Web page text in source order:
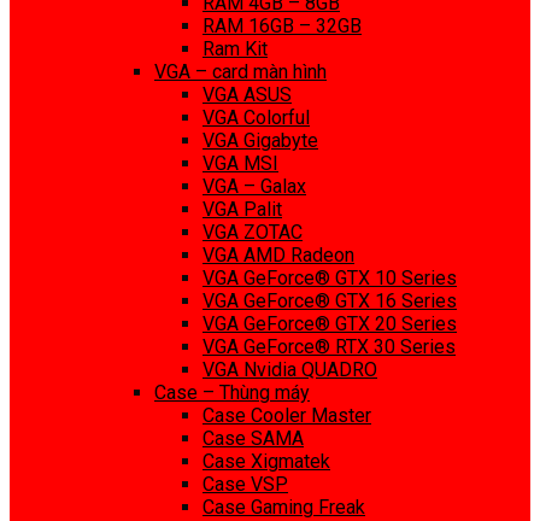
RAM 16GB – 32GB
Ram Kit
VGA – card màn hình
VGA ASUS
VGA Colorful
VGA Gigabyte
VGA MSI
VGA – Galax
VGA Palit
VGA ZOTAC
VGA AMD Radeon
VGA GeForce® GTX 10 Series
VGA GeForce® GTX 16 Series
VGA GeForce® GTX 20 Series
VGA GeForce® RTX 30 Series
VGA Nvidia QUADRO
Case – Thùng máy
Case Cooler Master
Case SAMA
Case Xigmatek
Case VSP
Case Gaming Freak